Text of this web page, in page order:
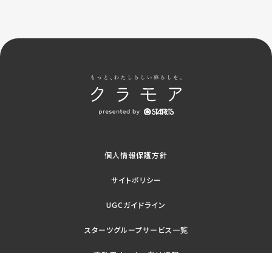
個人情報保護方針
サイトポリシー
UGCガイドライン
スターツグループサービス一覧